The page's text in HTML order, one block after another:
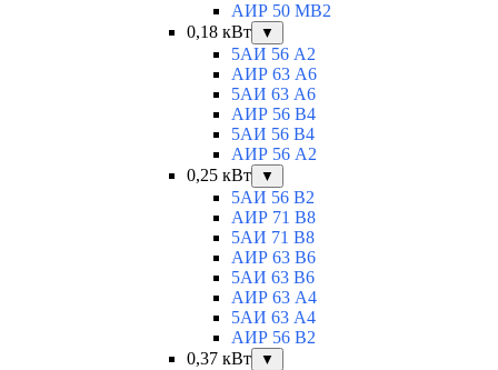
АИР 50 МВ2
0,18 кВт
▼
5АИ 56 A2
АИР 63 А6
5АИ 63 A6
АИР 56 В4
5АИ 56 В4
АИР 56 А2
0,25 кВт
▼
5АИ 56 B2
АИР 71 В8
5АИ 71 B8
АИР 63 B6
5АИ 63 B6
АИР 63 А4
5АИ 63 A4
АИР 56 В2
0,37 кВт
▼